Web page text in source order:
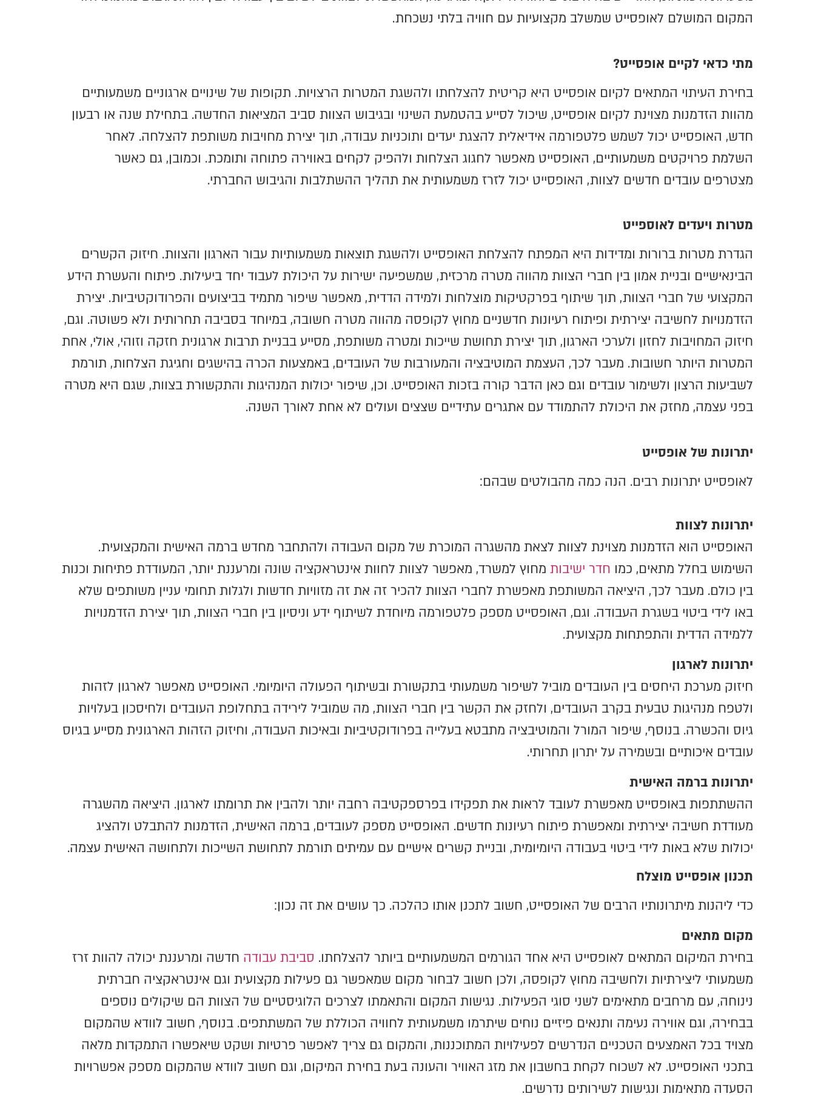
המקום המושלם לאופסייט שמשלב מקצועיות עם חוויה בלתי נשכחת.
מתי כדאי לקיים אופסייט?
בחירת העיתוי המתאים לקיום אופסייט היא קריטית להצלחתו ולהשגת המטרות הרצויות. תקופות של שינויים ארגוניים משמעותיים
מהוות הזדמנות מצוינת לקיום אופסייט, שיכול לסייע בהטמעת השינוי ובגיבוש הצוות סביב המציאות החדשה. בתחילת שנה או רבעון
חדש, האופסייט יכול לשמש פלטפורמה אידיאלית להצגת יעדים ותוכניות עבודה, תוך יצירת מחויבות משותפת להצלחה. לאחר
השלמת פרויקטים משמעותיים, האופסייט מאפשר לחגוג הצלחות ולהפיק לקחים באווירה פתוחה ותומכת. וכמובן, גם כאשר
מצטרפים עובדים חדשים לצוות, האופסייט יכול לזרז משמעותית את תהליך ההשתלבות והגיבוש החברתי.
מטרות ויעדים לאוספייט
הגדרת מטרות ברורות ומדידות היא המפתח להצלחת האופסייט ולהשגת תוצאות משמעותיות עבור הארגון והצוות. חיזוק הקשרים
הבינאישיים ובניית אמון בין חברי הצוות מהווה מטרה מרכזית, שמשפיעה ישירות על היכולת לעבוד יחד ביעילות. פיתוח והעשרת הידע
המקצועי של חברי הצוות, תוך שיתוף בפרקטיקות מוצלחות ולמידה הדדית, מאפשר שיפור מתמיד בביצועים והפרודוקטיביות. יצירת
הזדמנויות לחשיבה יצירתית ופיתוח רעיונות חדשניים מחוץ לקופסה מהווה מטרה חשובה, במיוחד בסביבה תחרותית ולא פשוטה. וגם,
חיזוק המחויבות לחזון ולערכי הארגון, תוך יצירת תחושת שייכות ומטרה משותפת, מסייע בבניית תרבות ארגונית חזקה וזוהי, אולי, אחת
המטרות היותר חשובות. מעבר לכך, העצמת המוטיבציה והמעורבות של העובדים, באמצעות הכרה בהישגים וחגיגת הצלחות, תורמת
לשביעות הרצון ולשימור עובדים וגם כאן הדבר קורה בזכות האופסייט. וכן, שיפור יכולות המנהיגות והתקשורת בצוות, שגם היא מטרה
בפני עצמה, מחזק את היכולת להתמודד עם אתגרים עתידיים שצצים ועולים לא אחת לאורך השנה.
יתרונות של אופסייט
לאופסייט יתרונות רבים. הנה כמה מהבולטים שבהם:
יתרונות לצוות
האופסייט הוא הזדמנות מצוינת לצוות לצאת מהשגרה המוכרת של מקום העבודה ולהתחבר מחדש ברמה האישית והמקצועית.
השימוש בחלל מתאים, כמו חדר ישיבות מחוץ למשרד, מאפשר לצוות לחוות אינטראקציה שונה ומרעננת יותר, המעודדת פתיחות וכנות
בין כולם. מעבר לכך, היציאה המשותפת מאפשרת לחברי הצוות להכיר זה את זה מזוויות חדשות ולגלות תחומי עניין משותפים שלא
באו לידי ביטוי בשגרת העבודה. וגם, האופסייט מספק פלטפורמה מיוחדת לשיתוף ידע וניסיון בין חברי הצוות, תוך יצירת הזדמנויות
ללמידה הדדית והתפתחות מקצועית.
יתרונות לארגון
חיזוק מערכת היחסים בין העובדים מוביל לשיפור משמעותי בתקשורת ובשיתוף הפעולה היומיומי. האופסייט מאפשר לארגון לזהות
ולטפח מנהיגות טבעית בקרב העובדים, ולחזק את הקשר בין חברי הצוות, מה שמוביל לירידה בתחלופת העובדים ולחיסכון בעלויות
גיוס והכשרה. בנוסף, שיפור המורל והמוטיבציה מתבטא בעלייה בפרודוקטיביות ובאיכות העבודה, וחיזוק הזהות הארגונית מסייע בגיוס
עובדים איכותיים ובשמירה על יתרון תחרותי.
יתרונות ברמה האישית
ההשתתפות באופסייט מאפשרת לעובד לראות את תפקידו בפרספקטיבה רחבה יותר ולהבין את תרומתו לארגון. היציאה מהשגרה
מעודדת חשיבה יצירתית ומאפשרת פיתוח רעיונות חדשים. האופסייט מספק לעובדים, ברמה האישית, הזדמנות להתבלט ולהציג
יכולות שלא באות לידי ביטוי בעבודה היומיומית, ובניית קשרים אישיים עם עמיתים תורמת לתחושת השייכות ולתחושה האישית עצמה.
תכנון אופסייט מוצלח
כדי ליהנות מיתרונותיו הרבים של האופסייט, חשוב לתכנן אותו כהלכה. כך עושים את זה נכון:
מקום מתאים
בחירת המיקום המתאים לאופסייט היא אחד הגורמים המשמעותיים ביותר להצלחתו. סביבת עבודה חדשה ומרעננת יכולה להוות זרז
משמעותי ליצירתיות ולחשיבה מחוץ לקופסה, ולכן חשוב לבחור מקום שמאפשר גם פעילות מקצועית וגם אינטראקציה חברתית
נינוחה, עם מרחבים מתאימים לשני סוגי הפעילות. נגישות המקום והתאמתו לצרכים הלוגיסטיים של הצוות הם שיקולים נוספים
בבחירה, וגם אווירה נעימה ותנאים פיזיים נוחים שיתרמו משמעותית לחוויה הכוללת של המשתתפים. בנוסף, חשוב לוודא שהמקום
מצויד בכל האמצעים הטכניים הנדרשים לפעילויות המתוכננות, והמקום גם צריך לאפשר פרטיות ושקט שיאפשרו התמקדות מלאה
בתכני האופסייט. לא לשכוח לקחת בחשבון את מזג האוויר והעונה בעת בחירת המיקום, וגם חשוב לוודא שהמקום מספק אפשרויות
הסעדה מתאימות ונגישות לשירותים נדרשים.